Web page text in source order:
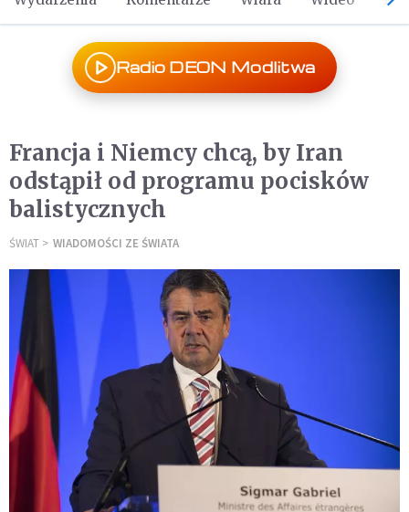
Radio DEON Modlitwa
Francja i Niemcy chcą, by Iran
odstąpił od programu pocisków
balistycznych
ŚWIAT WIADOMOŚCI ZE ŚWIATA